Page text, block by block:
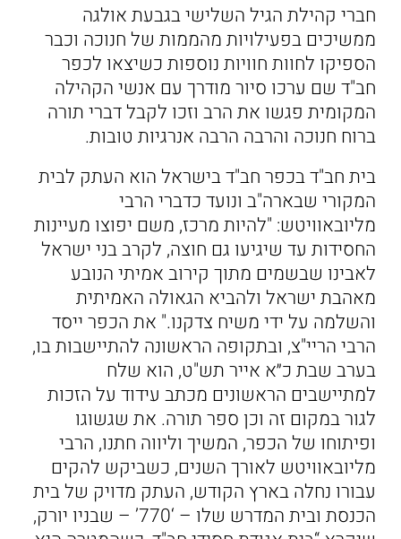
חברי קהילת הגיל השלישי בגבעת אולגה
ממשיכים בפעילויות מהממות של חנוכה וכבר
הספיקו לחוות חוויות נוספות כשיצאו לכפר
חב"ד שם ערכו סיור מודרך עם אנשי הקהילה
המקומית פגשו את הרב וזכו לקבל דברי תורה
ברוח חנוכה והרבה הרבה אנרגיות טובות.
בית חב"ד בכפר חב"ד בישראל הוא העתק לבית
המקורי שבארה"ב ונועד כדברי הרבי
מליובאוויטש: "להיות מרכז, משם יפוצו מעיינות
החסידות עד שיגיעו גם חוצה, לקרב בני ישראל
לאבינו שבשמים מתוך קירוב אמיתי הנובע
מאהבת ישראל ולהביא הגאולה האמיתית
והשלמה על ידי משיח צדקנו." את הכפר ייסד
הרבי הריי"צ, ובתקופה הראשונה להתיישבות בו,
בערב שבת כ״א אייר תש"ט, הוא שלח
למתיישבים הראשונים מכתב עידוד על הזכות
לגור במקום זה וכן ספר תורה. את שגשוגו
ופיתוחו של הכפר, המשיך וליווה חתנו, הרבי
מליובאוויטש לאורך השנים, כשביקש להקים
עבורו נחלה בארץ הקודש, העתק מדויק של בית
הכנסת ובית המדרש שלו – ‘770’ – שבניו יורק,